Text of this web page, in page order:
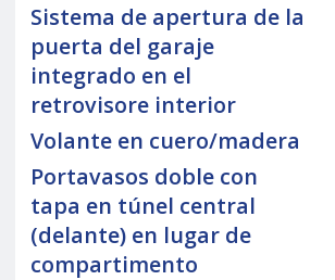
Sistema de apertura de la
puerta del garaje
integrado en el
retrovisore interior
Volante en cuero/madera
Portavasos doble con
tapa en túnel central
(delante) en lugar de
compartimento